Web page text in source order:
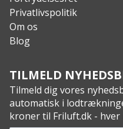
Specs:
Kapacitet: 30 liter
Dimensioner: 45 x 28 x
Materiale: 600D
Privatlivspolitik
Om os
Blog
TILMELD
Tilmeld dig vores
automatisk i
kroner til Friluft.dk - hver